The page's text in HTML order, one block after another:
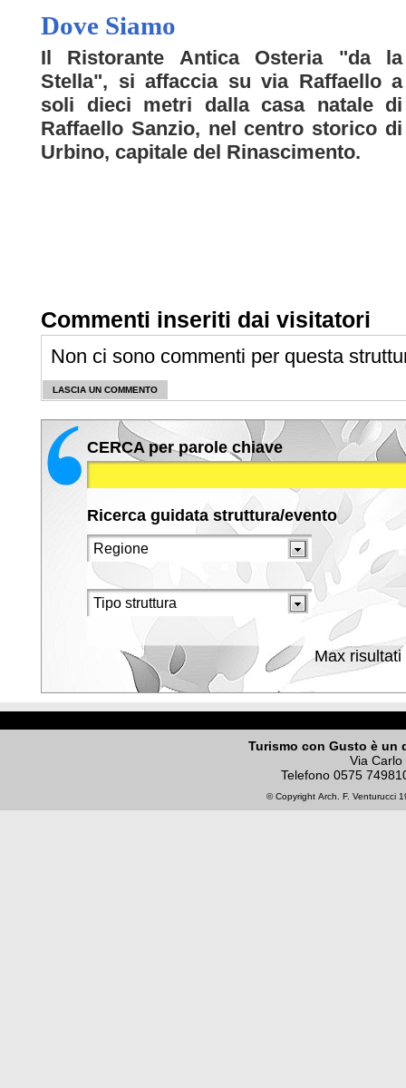
Dove Siamo
Il Ristorante Antica Osteria "da la
Stella", si affaccia su via Raffaello a
soli dieci metri dalla casa natale di
Raffaello Sanzio, nel centro storico di
Urbino, capitale del Rinascimento.
Commenti inseriti dai visitatori
Non ci sono commenti per questa
LASCIA UN COMMENTO
CERCA per parole chiave
Ricerca guidata struttura/evento
Max risultati
Turismo con Gusto è un
Via
Telefono 0575
© Copyright Arch. F. Venturucci